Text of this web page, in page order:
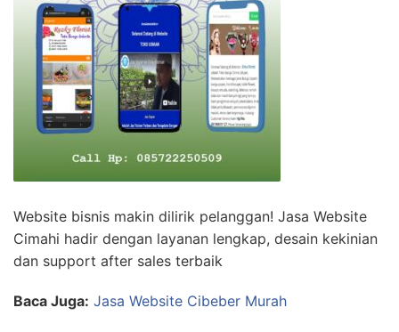
Website bisnis makin dilirik pelanggan! Jasa Website
Cimahi hadir dengan layanan lengkap, desain kekinian
dan support after sales terbaik
Baca Juga: Jasa Website Cibeber Murah